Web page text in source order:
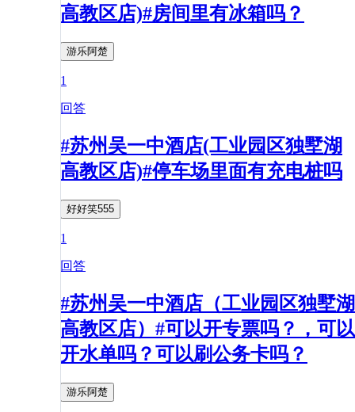
高教区店)#房间里有冰箱吗？
游乐阿楚
1
回答
#苏州吴一中酒店(工业园区独墅湖
高教区店)#停车场里面有充电桩吗
好好笑555
1
回答
#苏州吴一中酒店（工业园区独墅湖
高教区店）#可以开专票吗？，可以
开水单吗？可以刷公务卡吗？
游乐阿楚